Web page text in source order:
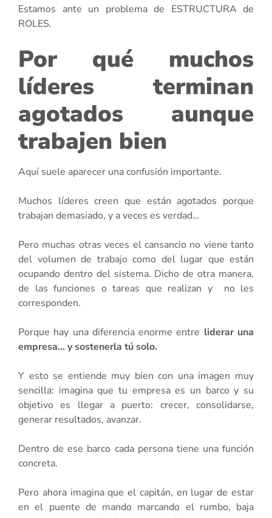
Estamos ante un problema de ESTRUCTURA de
ROLES.
Por qué muchos
líderes terminan
agotados aunque
trabajen bien
Aquí suele aparecer una confusión importante.
Muchos líderes creen que están agotados porque
trabajan demasiado, y a veces es verdad…
Pero muchas otras veces el cansancio no viene tanto
del volumen de trabajo como del lugar que están
ocupando dentro del sistema. Dicho de otra manera,
de las funciones o tareas que realizan y no les
corresponden.
Porque hay una diferencia enorme entre liderar una
empresa… y sostenerla tú solo.
Y esto se entiende muy bien con una imagen muy
sencilla: imagina que tu empresa es un barco y su
objetivo es llegar a puerto: crecer, consolidarse,
generar resultados, avanzar.
Dentro de ese barco cada persona tiene una función
concreta.
Pero ahora imagina que el capitán, en lugar de estar
en el puente de mando marcando el rumbo, baja